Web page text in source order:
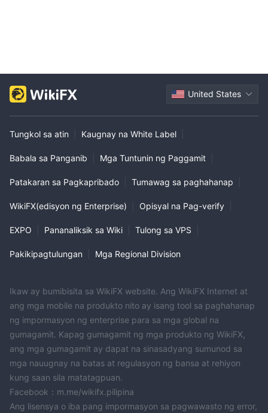
United States
Tungkol sa atin Kaugnay na White Label
Babala sa Panganib Mga Tuntunin ng Paggamit
Patakaran sa Pagkapribado Tumawag sa paghahanap
WikiFX(edisyon ng Enterprise) Opisyal na Pag-verify
EXPO Pananaliksik sa Wiki Tulong sa VPS
Pakikipagtulungan Mga Regional Division
Ikaw ay bumibisita sa WikiFX website. Ang WikiFX Internet at
ang mga mobile na produkto nito ay isang tool sa paghahanap
ng impormasyon ng enterprise para sa mga global na
gumagamit. Kapag gumagamit ng mga produkto ng WikiFX,
ang mga gumagamit ay dapat na sinasadyang sumunod sa
mga nauugnay na batas at regulasyon ng bansa at rehiyon
kung saan sila matatagpuan.
Facebook：m.me/wikifx.pilipina
Ang lisensya o iba pang impormasyon sa pagwawasto ng error,